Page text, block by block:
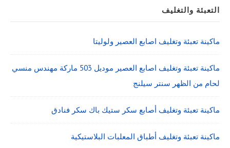
التعبئة والتغليف
ماكينة تعبئة وتغليف اصابع العصير ولوليتا
ماكينة تعبئة وتغليف اصابع العصير موديل 503 ماركة مهندس منسي
لحام من الظهر سنتر سيلنج
ماكينة تعبئة وتغليف أصابع سكر ستيك باك سكر فنادق
ماكينة تعبئة وتغليف أطباق المعلبات البلاستيكية